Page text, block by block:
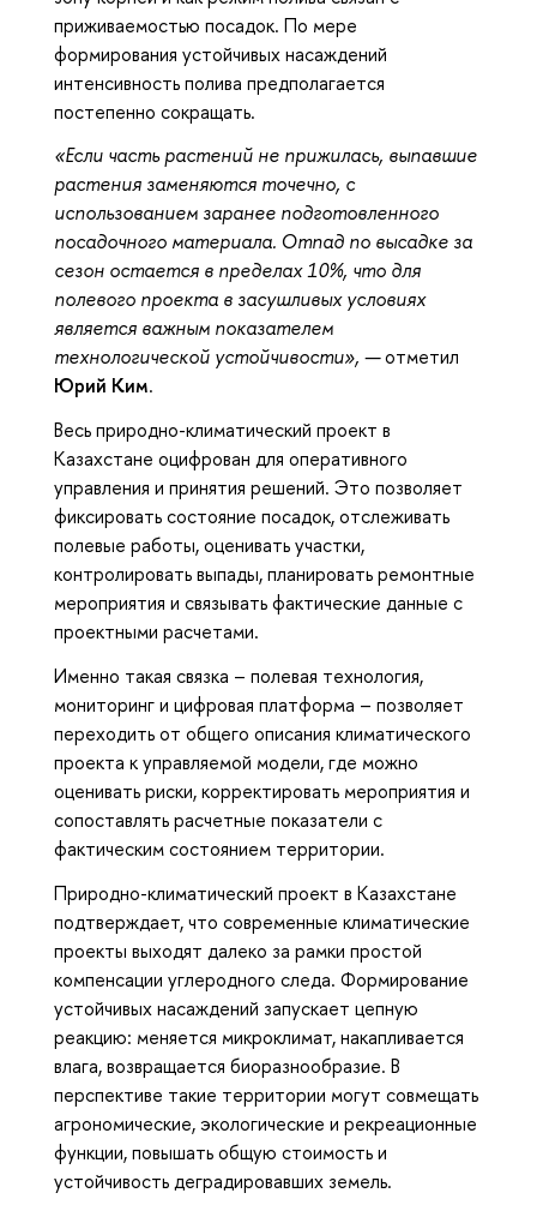
приживаемостью посадок. По мере
формирования устойчивых насаждений
интенсивность полива предполагается
постепенно сокращать.
«Если часть растений не прижилась, выпавшие
растения заменяются точечно, с
использованием заранее подготовленного
посадочного материала. Отпад по высадке за
сезон остается в пределах 10%, что для
полевого проекта в засушливых условиях
является важным показателем
технологической устойчивости», —отметил
Юрий Ким.
Весь природно-климатический проект в
Казахстане оцифрован для оперативного
управления и принятия решений. Это позволяет
фиксировать состояние посадок, отслеживать
полевые работы, оценивать участки,
контролировать выпады, планировать ремонтные
мероприятия и связывать фактические данные с
проектными расчетами.
Именно такая связка – полевая технология,
мониторинг и цифровая платформа – позволяет
переходить от общего описания климатического
проекта к управляемой модели, где можно
оценивать риски, корректировать мероприятия и
сопоставлять расчетные показатели с
фактическим состоянием территории.
Природно-климатический проект в Казахстане
подтверждает, что современные климатические
проекты выходят далеко за рамки простой
компенсации углеродного следа. Формирование
устойчивых насаждений запускает цепную
реакцию: меняется микроклимат, накапливается
влага, возвращается биоразнообразие. В
перспективе такие территории могут совмещать
агрономические, экологические и рекреационные
функции, повышать общую стоимость и
устойчивость деградировавших земель.